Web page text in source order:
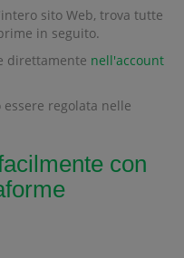
sito Web, trova tutte
in seguito.
direttamente nell'account
regolata nelle
con